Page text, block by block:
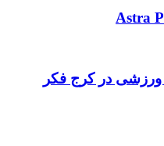
در کرج فکر